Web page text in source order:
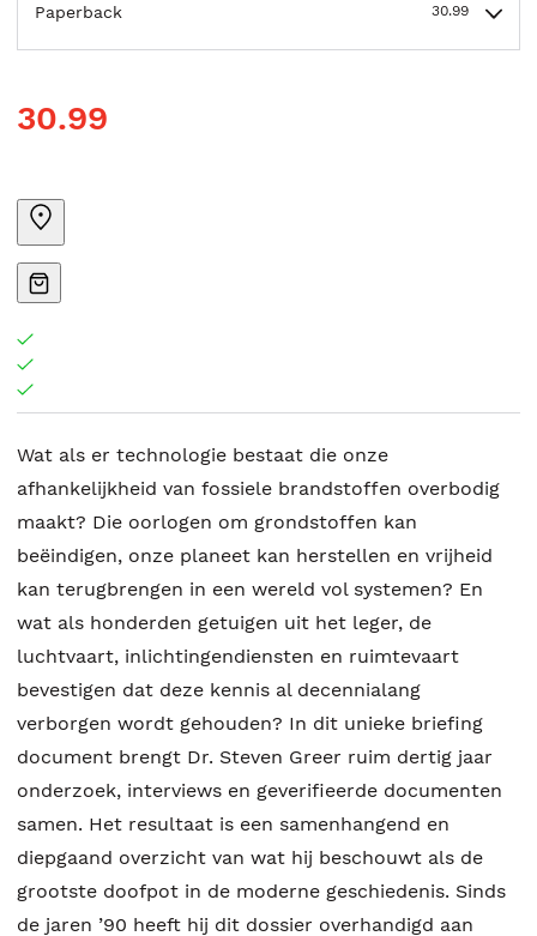
Paperback 30.99
30.99
Wat als er technologie bestaat die onze
afhankelijkheid van fossiele brandstoffen overbodig
maakt? Die oorlogen om grondstoffen kan
beëindigen, onze planeet kan herstellen en vrijheid
kan terugbrengen in een wereld vol systemen? En
wat als honderden getuigen uit het leger, de
luchtvaart, inlichtingendiensten en ruimtevaart
bevestigen dat deze kennis al decennialang
verborgen wordt gehouden? In dit unieke briefing
document brengt Dr. Steven Greer ruim dertig jaar
onderzoek, interviews en geverifieerde documenten
samen. Het resultaat is een samenhangend en
diepgaand overzicht van wat hij beschouwt als de
grootste doofpot in de moderne geschiedenis. Sinds
de jaren ’90 heeft hij dit dossier overhandigd aan